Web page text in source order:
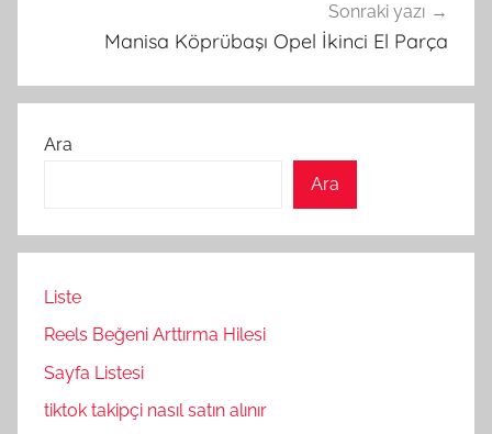
Sonraki yazı
Manisa Köprübaşı Opel İkinci El Parça
Ara
Ara
Liste
Reels Beğeni Arttırma Hilesi
Sayfa Listesi
tiktok takipçi nasıl satın alınır